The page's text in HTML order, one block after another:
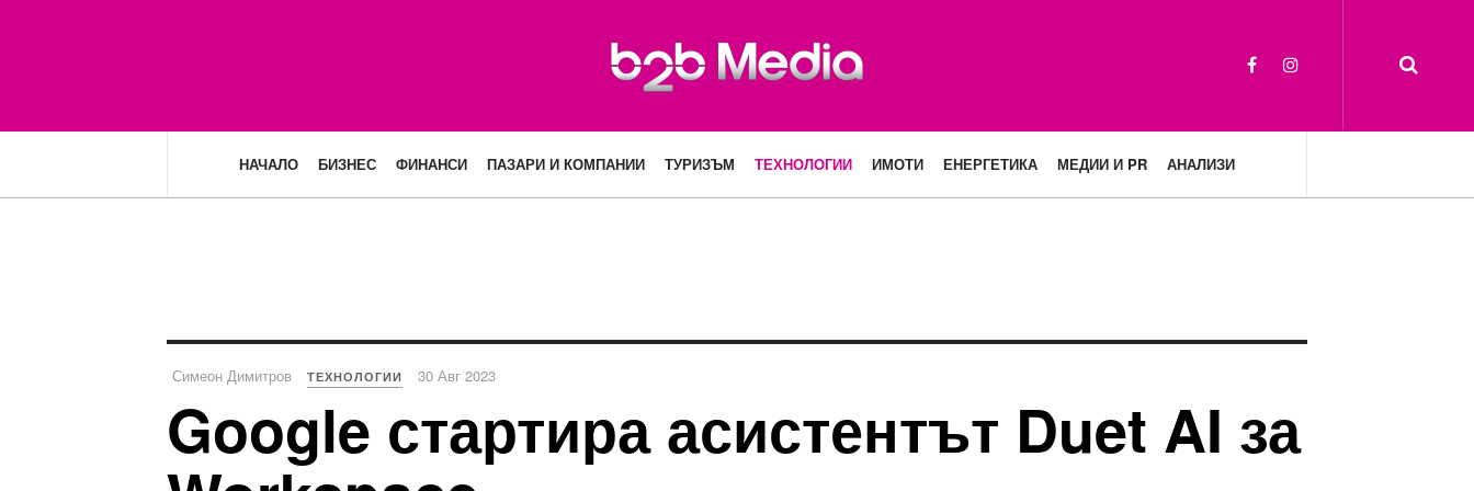
НАЧАЛО БИЗНЕС ФИНАНСИ ПАЗАРИ И КОМПАНИИ ТУРИЗЪМ ТЕХНОЛОГИИ ИМОТИ ЕНЕРГЕТИКА МЕДИИ И PR АНАЛИЗИ
Симеон Димитров ТЕХНОЛОГИИ 30 Авг 2023
Google стартира асистентът Duet AI за